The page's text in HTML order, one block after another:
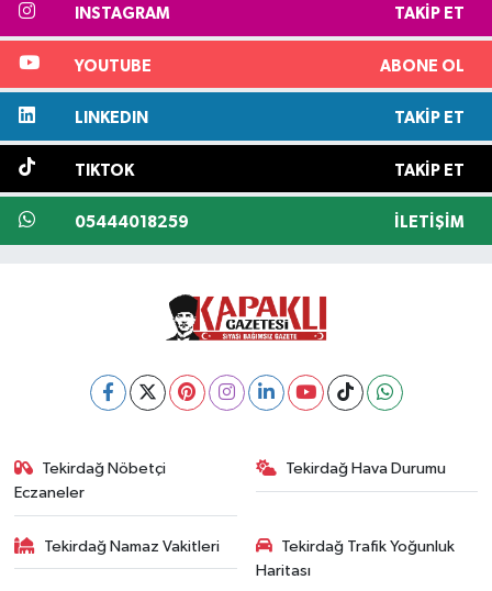
INSTAGRAM TAKIP ET
YOUTUBE ABONE OL
LINKEDIN TAKIP ET
TIKTOK TAKIP ET
05444018259 İLETIŞIM
Tekirdağ Nöbetçi
Eczaneler
Tekirdağ Hava Durumu
Tekirdağ Namaz Vakitleri
Tekirdağ Trafik Yoğunluk
Haritası